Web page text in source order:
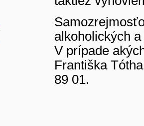
alkoholických
V prípade
Františka
89 01.